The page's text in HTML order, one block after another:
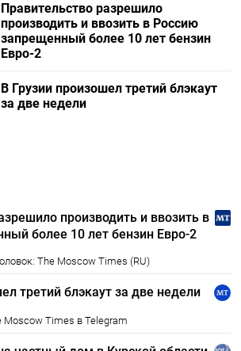
Правительство разрешило
производить и ввозить в Россию
запрещенный более 10 лет бензин
Евро-2
В Грузии произошел третий блэкаут
за две недели